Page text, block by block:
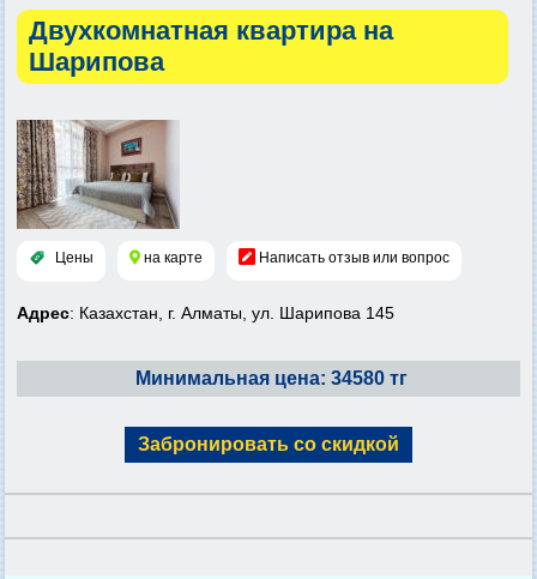
Двухкомнатная квартира на
Шарипова
Цены на карте Написать отзыв или вопрос
Адрес: Казахстан, г. Алматы, ул. Шарипова 145
Минимальная цена: 34580 тг
Забронировать со скидкой